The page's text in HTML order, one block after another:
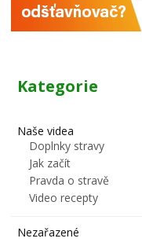
Kategorie
Naše videa
Doplnky stravy
Jak začít
Pravda o stravě
Video recepty
Nezařazené